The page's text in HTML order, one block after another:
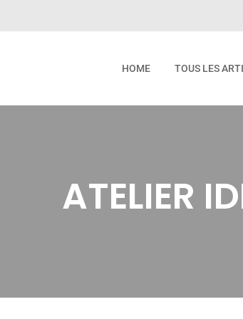
HOME TOUS LES
ATELIER